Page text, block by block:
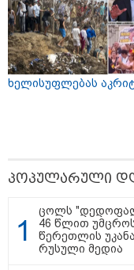
08:44 / 06-08-2026
"მიტროპოლიტი
ერთად
გარდაცვლილის
ხელისუფლებას
პოპულარული
ცოლს
46 წლით
წერეთლის
რუსული მედია